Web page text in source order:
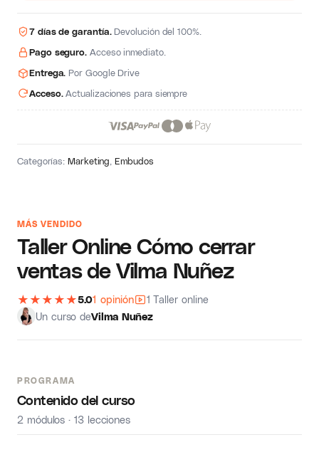
MÁS VENDIDO
Taller Online Cómo cerrar
ventas de Vilma Nuñez
★ ★ ★ ★ ★5.01 opinión
1 Taller online
Un curso deVilma Nuñez
PROGRAMA
Contenido del curso
2 módulos · 13 lecciones
7 días de garantía.Devolución del 100%.
Pago seguro. Acceso inmediato.
Entrega. Por Google Drive
Acceso.Actualizaciones para siempre
Categorías:Marketing ,Embudos